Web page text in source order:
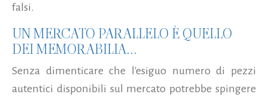
falsi.
UN MERCATO PARALLELO È QUELLO
DEI MEMORABILIA...
Senza dimenticare che l'esiguo numero di pezzi
autentici disponibili sul mercato potrebbe spingere